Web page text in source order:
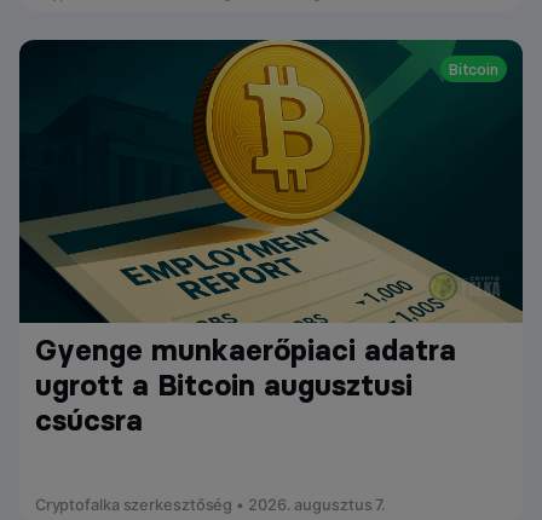
Bitcoin
Gyenge munkaerőpiaci adatra
ugrott a Bitcoin augusztusi
csúcsra
Cryptofalka szerkesztőség • 2026. augusztus 7.